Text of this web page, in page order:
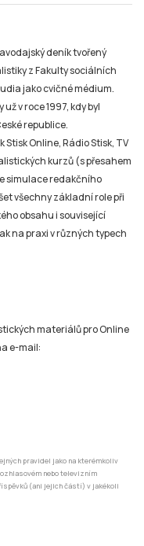
jako cvičné médium.
republice.
Online, Rádio Stisk, TV
kurzů (s přesahem
simulace redakčního
všechny základní role při
obsahu i související
na praxi v různých typech
materiálů pro Online
pravidel jako na kterémkoliv
nebo televizním
(ani jejich částí) v jakékoli